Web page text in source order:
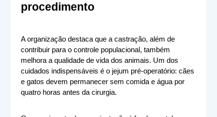
procedimento
A organização destaca que a castração, além de
contribuir para o controle populacional, também
melhora a qualidade de vida dos animais. Um dos
cuidados indispensáveis é o jejum pré-operatório: cães
e gatos devem permanecer sem comida e água por
quatro horas antes da cirurgia.